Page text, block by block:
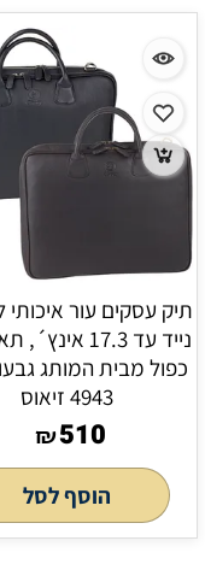
תיק עסקים עור
נייד עד 17.3
4943 זיאוס
₪510
הוסף לסל